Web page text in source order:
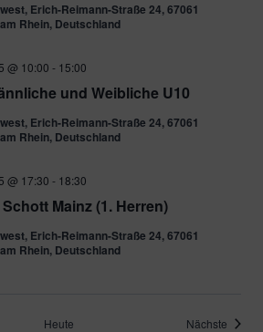
Erich-Reimann-Straße 24, 67061
Rhein, Deutschland
und Weibliche U10
@ 10:00 - 15:00
Erich-Reimann-Straße 24, 67061
Rhein, Deutschland
Mainz (1. Herren)
@ 17:30 - 18:30
Erich-Reimann-Straße 24, 67061
Rhein, Deutschland
Heute Nächste